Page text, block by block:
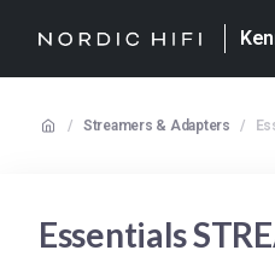
/ Streamers & Adapters /
Essentials